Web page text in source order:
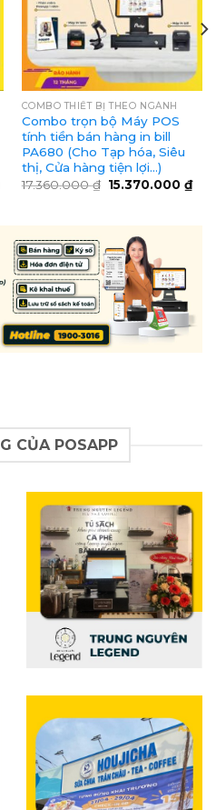
COMBO THIẾT BỊ THEO NGÀNH
Combo trọn bộ Máy POS
tính tiền bán hàng in bill
PA680 (Cho Tạp hóa, Siêu
thị, Cửa hàng tiện lợi…)
17.360.000₫ 15.370.000 ₫
CỦA POSAPP